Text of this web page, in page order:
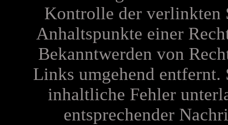
Kontrolle der verlinkten
Anhaltspunkte einer
Bekanntwerden von
Links umgehend
inhaltliche Fehler
entsprechender